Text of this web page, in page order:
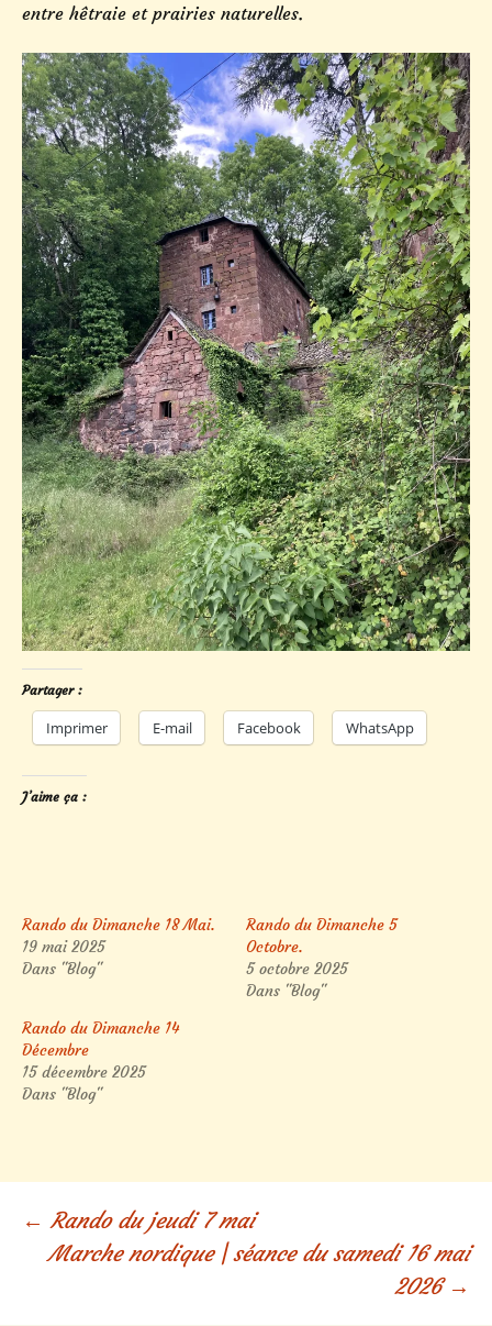
entre hêtraie et prairies naturelles.
Partager :
Imprimer E-mail Facebook WhatsApp
J’aime ça :
Rando du Dimanche 18 Mai.
19 mai 2025
Dans "Blog"
Rando du Dimanche 5
Octobre.
5 octobre 2025
Dans "Blog"
Rando du Dimanche 14
Décembre
15 décembre 2025
Dans "Blog"
Navigation
← Rando du jeudi 7 mai
Marche nordique | séance du samedi 16 mai
2026 →